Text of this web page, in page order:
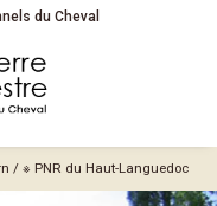
du Cheval
/※ PNR du Haut-Languedoc